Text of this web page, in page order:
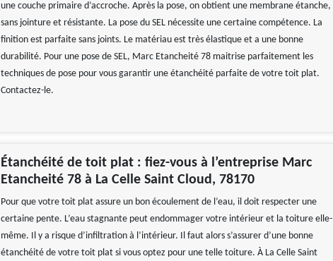
une couche primaire d’accroche. Après la pose, on obtient une membrane étanche,
sans jointure et résistante. La pose du SEL nécessite une certaine compétence. La
finition est parfaite sans joints. Le matériau est très élastique et a une bonne
durabilité. Pour une pose de SEL, Marc Etancheité 78 maitrise parfaitement les
techniques de pose pour vous garantir une étanchéité parfaite de votre toit plat.
Contactez-le.
Étanchéité de toit plat : fiez-vous à l’entreprise Marc
Etancheité 78 à La Celle Saint Cloud, 78170
Pour que votre toit plat assure un bon écoulement de l’eau, il doit respecter une
certaine pente. L’eau stagnante peut endommager votre intérieur et la toiture elle-
même. Il y a risque d’infiltration à l’intérieur. Il faut alors s’assurer d’une bonne
étanchéité de votre toit plat si vous optez pour une telle toiture. À La Celle Saint